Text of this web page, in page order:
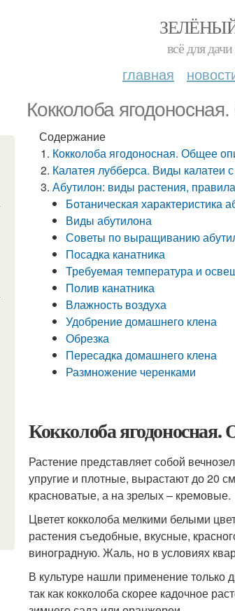
всё для
главная
Кокколоба
Содержание
Кокколоба ягодоносная. Общее
Калатея лубберса. Виды калатеи
Абутилон: виды растения,
Ботаническая характеристика
Виды абутилона
Советы по выращиванию
Посадка канатника
Требуемая температура и
Полив канатника
Влажность воздуха
Удобрение домашнего клена
Обрезка
Пересадка домашнего клена
Размножение черенками
Кокколоба
Растение представляет собой
упругие и плотные, вырастают до 20
красноватые, а на зрелых – кремовые.
Цветет кокколоба мелкими белыми
растения съедобные, вкусные,
виноградную. Жаль, но в условиях
В культуре нашли применение только
так как кокколоба скорее кадочное